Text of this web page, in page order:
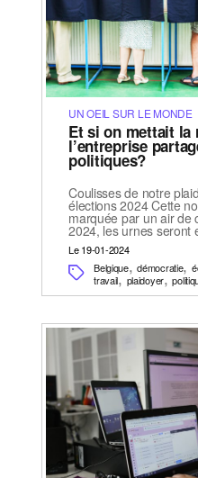
UN OEIL SUR LE MONDE
Et si on mettait la
l’entreprise
politiques?
Coulisses de notre
élections 2024 Cette
marquée par un air de
2024, les urnes
Le 19-01-2024
Belgique,démocratie,
travail,plaidoyer,